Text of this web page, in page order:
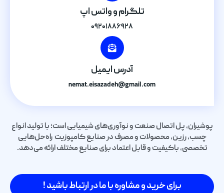
تلگرام و واتس اپ
۰۹۲۰۱۸۸۶۹۲۸
آدرس ایمیل
nemat.eisazadeh@gmail.com
پوشیران، پل اتصال صنعت و نوآوری‌های شیمیایی است؛ با تولید انواع
چسب، رزین، محصولات و مصرف در صنایع کامپوزیت راه‌حل‌هایی
تخصصی، باکیفیت و قابل اعتماد برای صنایع مختلف ارائه می‌دهد.
برای خرید و مشاوره با ما در ارتباط باشید !